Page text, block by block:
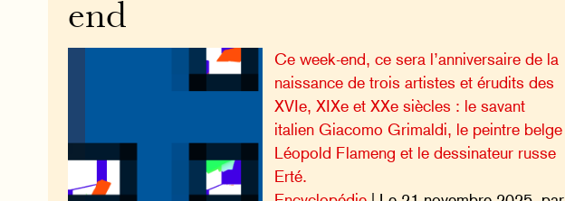
end
Ce week-end, ce sera l’anniversaire de la
naissance de trois artistes et érudits des
XVIe, XIXe et XXe siècles : le savant
italien Giacomo Grimaldi, le peintre belge
Léopold Flameng et le dessinateur russe
Erté.